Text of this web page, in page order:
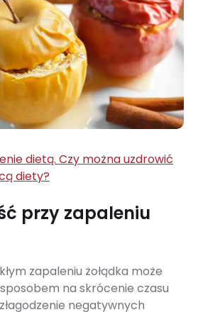
dietą. Czy można uzdrowić
diety?
przy zapaleniu
zapaleniu żołądka może
na skrócenie czasu
negatywnych